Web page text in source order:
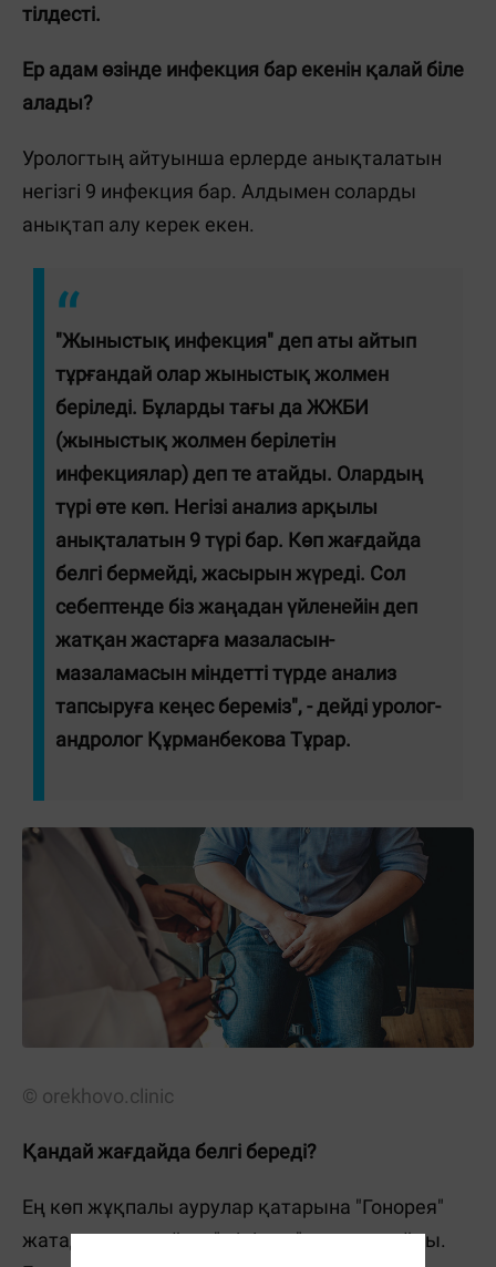
тілдесті.
Ер адам өзінде инфекция бар екенін қалай біле
алады?
Урологтың айтуынша ерлерде анықталатын
негізгі 9 инфекция бар. Алдымен соларды
анықтап алу керек екен.
"Жыныстық инфекция" деп аты айтып
тұрғандай олар жыныстық жолмен
беріледі. Бұларды тағы да ЖЖБИ
(жыныстық жолмен берілетін
инфекциялар) деп те атайды. Олардың
түрі өте көп. Негізі анализ арқылы
анықталатын 9 түрі бар. Көп жағдайда
белгі бермейді, жасырын жүреді. Сол
себептенде біз жаңадан үйленейін деп
жатқан жастарға мазаласын-
мазаламасын міндетті түрде анализ
тапсыруға кеңес береміз", - дейді уролог-
андролог Құрманбекова Тұрар.
© orekhovo.clinic
Қандай жағдайда белгі береді?
Ең көп жұқпалы аурулар қатарына "Гонорея"
жатады, оны кейде "жіңішке" деп те атайды.